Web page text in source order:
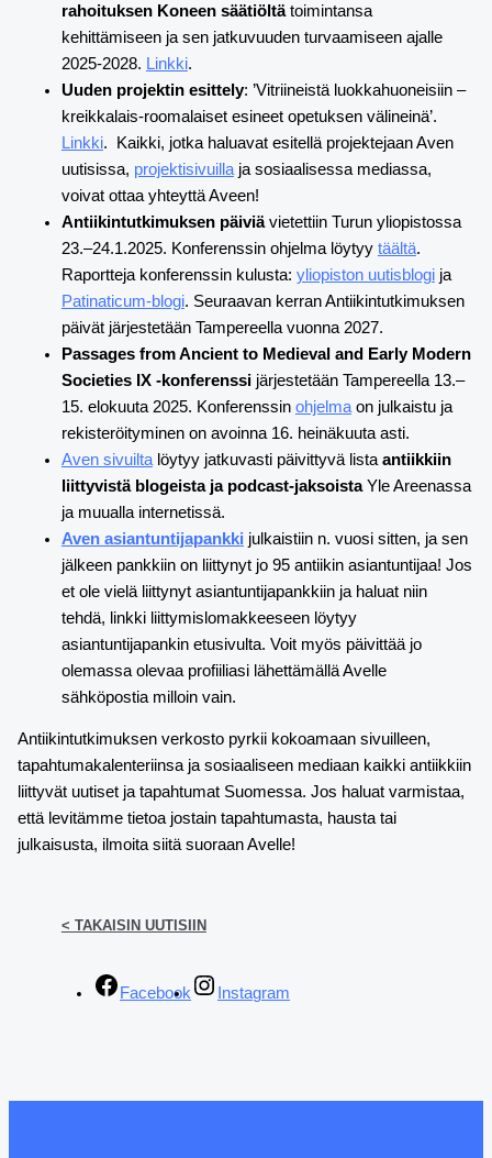
rahoituksen Koneen säätiöltätoimintansa
kehittämiseen ja sen jatkuvuuden turvaamiseen ajalle
2025-2028. Linkki.
Uuden projektin esittely: ’Vitriineistä luokkahuoneisiin –
kreikkalais-roomalaiset esineet opetuksen välineinä’.
Linkki. Kaikki, jotka haluavat esitellä projektejaan Aven
uutisissa, projektisivuillaja sosiaalisessa mediassa,
voivat ottaa yhteyttä Aveen!
Antiikintutkimuksen päiviävietettiin Turun yliopistossa
23.–24.1.2025. Konferenssin ohjelma löytyy täältä.
Raportteja konferenssin kulusta: yliopiston uutisblogija
Patinaticum-blogi. Seuraavan kerran Antiikintutkimuksen
päivät järjestetään Tampereella vuonna 2027.
Passages from Ancient to Medieval and Early Modern
Societies IX -konferenssijärjestetään Tampereella 13.–
15. elokuuta 2025. Konferenssin ohjelmaon julkaistu ja
rekisteröityminen on avoinna 16. heinäkuuta asti.
Aven sivuiltalöytyy jatkuvasti päivittyvä lista antiikkiin
liittyvistä blogeista ja podcast-jaksoistaYle Areenassa
ja muualla internetissä.
Aven asiantuntijapankki julkaistiin n. vuosi sitten, ja sen
jälkeen pankkiin on liittynyt jo 95 antiikin asiantuntijaa! Jos
et ole vielä liittynyt asiantuntijapankkiin ja haluat niin
tehdä, linkki liittymislomakkeeseen löytyy
asiantuntijapankin etusivulta. Voit myös päivittää jo
olemassa olevaa profiiliasi lähettämällä Avelle
sähköpostia milloin vain.
Antiikintutkimuksen verkosto pyrkii kokoamaan sivuilleen,
tapahtumakalenteriinsa ja sosiaaliseen mediaan kaikki antiikkiin
liittyvät uutiset ja tapahtumat Suomessa. Jos haluat varmistaa,
että levitämme tietoa jostain tapahtumasta, hausta tai
julkaisusta, ilmoita siitä suoraan Avelle!
< TAKAISIN UUTISIIN
Facebook Instagram